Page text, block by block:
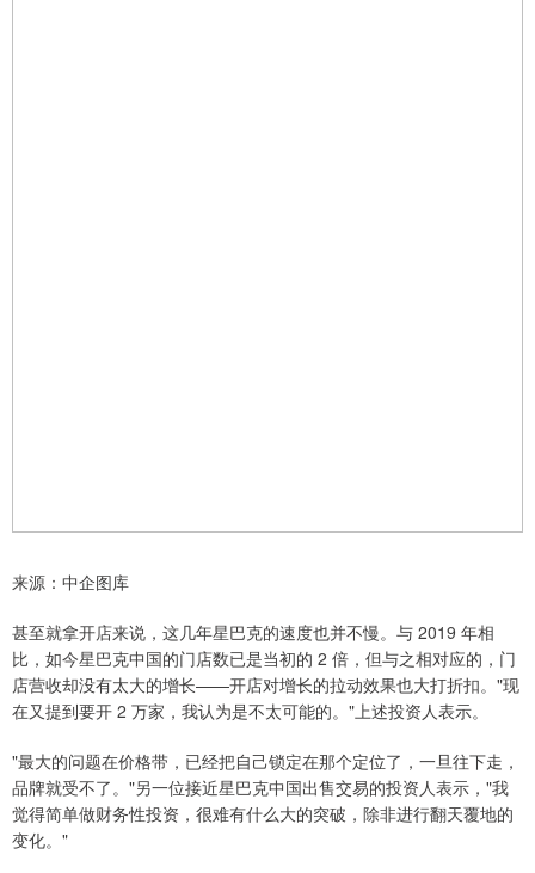
来源：中企图库
甚至就拿开店来说，这几年星巴克的速度也并不慢。与 2019 年相
比，如今星巴克中国的门店数已是当初的 2 倍，但与之相对应的，门
店营收却没有太大的增长——开店对增长的拉动效果也大打折扣。"现
在又提到要开 2 万家，我认为是不太可能的。"上述投资人表示。
"最大的问题在价格带，已经把自己锁定在那个定位了，一旦往下走，
品牌就受不了。"另一位接近星巴克中国出售交易的投资人表示，"我
觉得简单做财务性投资，很难有什么大的突破，除非进行翻天覆地的
变化。"